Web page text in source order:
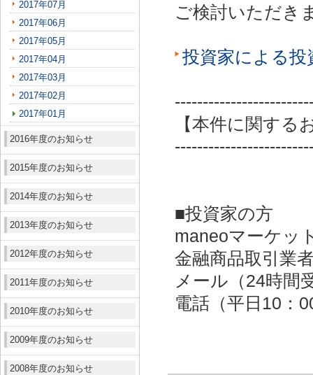
2017年07月
2017年06月
2017年05月
2017年04月
2017年03月
2017年02月
2017年01月
2016年度のお知らせ
2015年度のお知らせ
2014年度のお知らせ
2013年度のお知らせ
2012年度のお知らせ
2011年度のお知らせ
2010年度のお知らせ
2009年度のお知らせ
2008年度のお知らせ
ご検討いただき
投資家による
【本件に関する
■投資家の方
maneoマーケッ
金融商品取引業
メール（24時間
電話（平日10：